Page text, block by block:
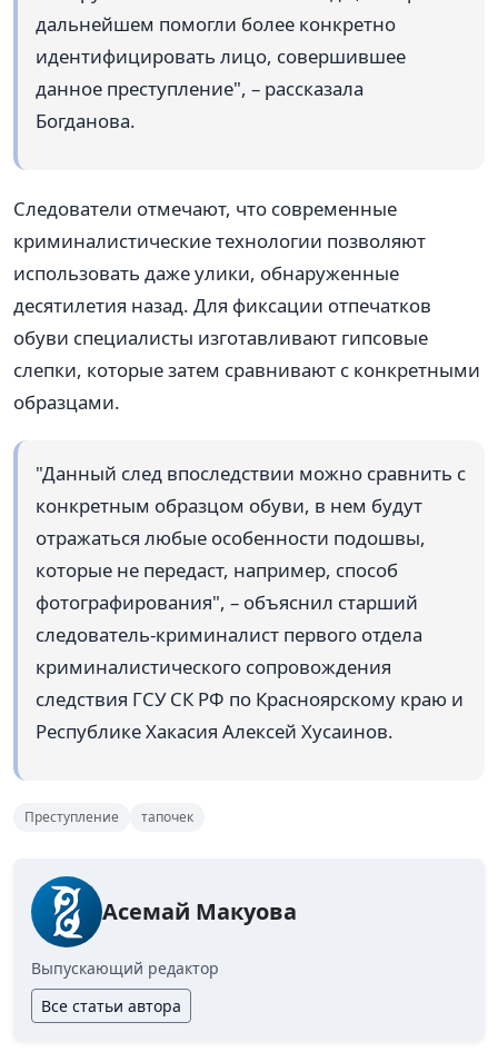
дальнейшем помогли более конкретно
идентифицировать лицо, совершившее
данное преступление", – рассказала
Богданова.
Следователи отмечают, что современные
криминалистические технологии позволяют
использовать даже улики, обнаруженные
десятилетия назад. Для фиксации отпечатков
обуви специалисты изготавливают гипсовые
слепки, которые затем сравнивают с конкретными
образцами.
"Данный след впоследствии можно сравнить с
конкретным образцом обуви, в нем будут
отражаться любые особенности подошвы,
которые не передаст, например, способ
фотографирования", – объяснил старший
следователь-криминалист первого отдела
криминалистического сопровождения
следствия ГСУ СК РФ по Красноярскому краю и
Республике Хакасия Алексей Хусаинов.
Преступление тапочек
Асемай Макуова
Выпускающий редактор
Все статьи автора